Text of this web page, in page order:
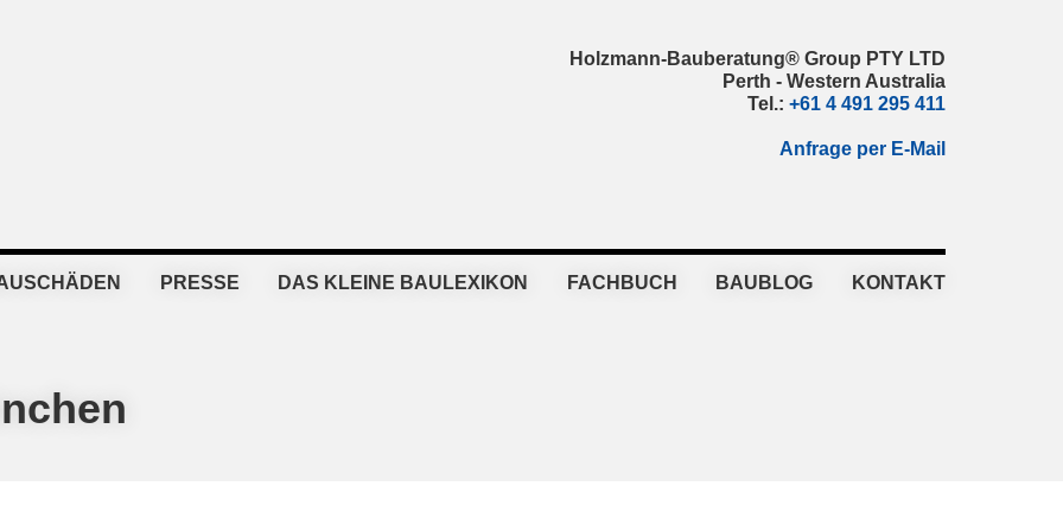
Holzmann-Bauberatung® Group PTY LTD
Perth - Western Australia
Tel.: +61 4 491 295 411
Anfrage per E-Mail
PRESSE DAS KLEINE BAULEXIKON FACHBUCH BAUBLOG KONTAKT